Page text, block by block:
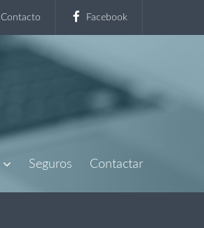
Contacto Facebook
Seguros Contactar